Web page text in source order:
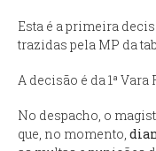
Esta é a primeira
trazidas pela MP da
A decisão é da 1ª
No despacho, o
que, no momento,